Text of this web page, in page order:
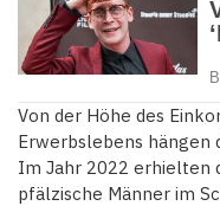
Von der Höhe des
Erwerbslebens hängen
Im Jahr 2022 erhielten
pfälzische Männer im